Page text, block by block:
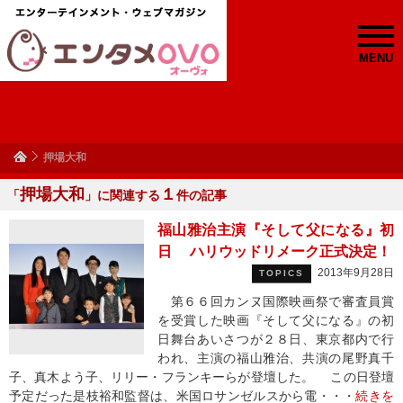
MENU
押場大和
「押場大和 」に関連する １ 件の記事
福山雅治主演『そして父になる』初
日 ハリウッドリメーク正式決定！
TOPICS 2013年9月28日
第６６回カンヌ国際映画祭で審査員賞
を受賞した映画『そして父になる』の初
日舞台あいさつが２８日、東京都内で行
われ、主演の福山雅治、共演の尾野真千
子、真木よう子、リリー・フランキーらが登壇した。 この日登壇
予定だった是枝裕和監督は、米国ロサンゼルスから電・・・続きを